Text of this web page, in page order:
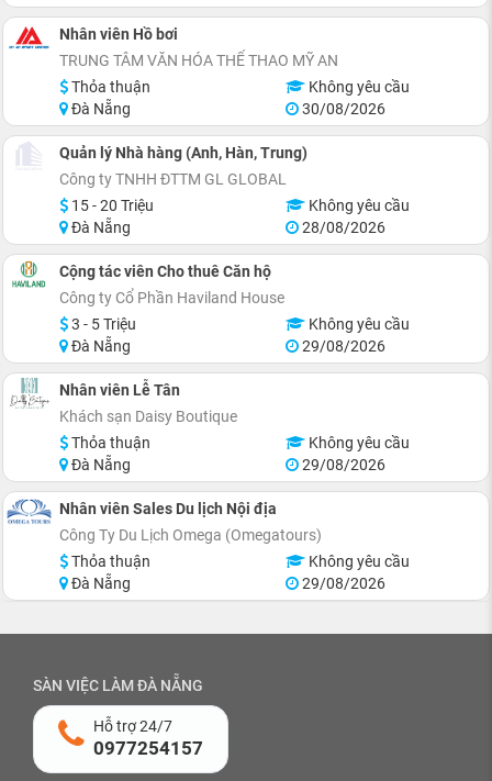
Nhân viên Hồ bơi
TRUNG TÂM VĂN HÓA THỂ THAO MỸ AN
Thỏa thuận
Không yêu cầu
Đà Nẵng
30/08/2026
Quản lý Nhà hàng (Anh, Hàn, Trung)
Công ty TNHH ĐTTM GL GLOBAL
15 - 20 Triệu
Không yêu cầu
Đà Nẵng
28/08/2026
Cộng tác viên Cho thuê Căn hộ
Công ty Cổ Phần Haviland House
3 - 5 Triệu
Không yêu cầu
Đà Nẵng
29/08/2026
Nhân viên Lễ Tân
Khách sạn Daisy Boutique
Thỏa thuận
Không yêu cầu
Đà Nẵng
29/08/2026
Nhân viên Sales Du lịch Nội địa
Công Ty Du Lịch Omega (Omegatours)
Thỏa thuận
Không yêu cầu
Đà Nẵng
29/08/2026
SÀN VIỆC LÀM ĐÀ NẴNG
Hỗ trợ 24/7
0977254157